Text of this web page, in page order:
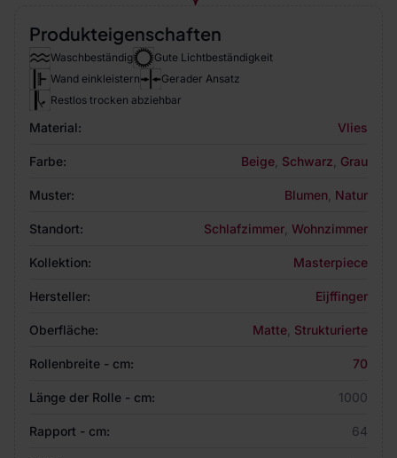
Produkteigenschaften
Waschbeständig
Gute Lichtbeständigkeit
Wand einkleistern
Gerader Ansatz
Restlos trocken abziehbar
Material: Vlies
Farbe: Beige Schwarz Grau
Muster: Blumen Natur
Standort: Schlafzimmer Wohnzimmer
Kollektion: Masterpiece
Hersteller: Eijffinger
Oberfläche: Matte Strukturierte
Rollenbreite - cm: 70
Länge der Rolle - cm: 1000
Rapport - cm: 64